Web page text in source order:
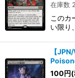
在庫数
このカ
い限り
【
100円